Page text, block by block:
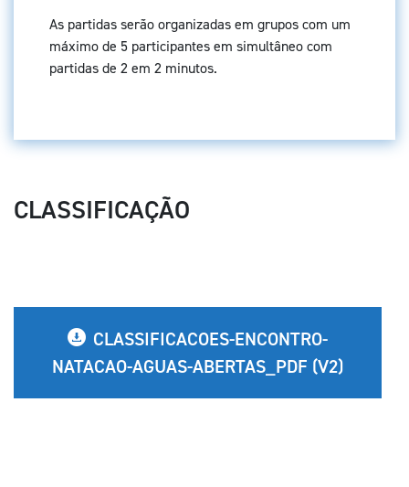
As partidas serão organizadas em grupos com um
máximo de 5 participantes em simultâneo com
partidas de 2 em 2 minutos.
CLASSIFICAÇÃO
CLASSIFICACOES-ENCONTRO-
NATACAO-AGUAS-ABERTAS_PDF (V2)